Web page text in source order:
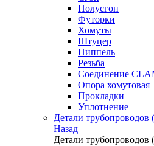
Полусгон
Футорки
Хомуты
Штуцер
Ниппель
Резьба
Соединение
Опора хомутовая
Прокладки
Уплотнение
Детали трубопроводов
Назад
Детали трубопроводов